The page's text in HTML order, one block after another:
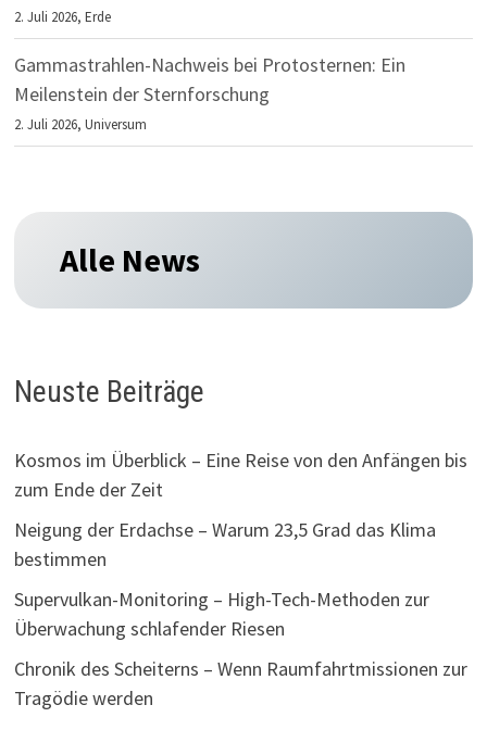
2. Juli 2026,Erde
Gammastrahlen-Nachweis bei Protosternen: Ein
Meilenstein der Sternforschung
2. Juli 2026,Universum
Alle News
Neuste Beiträge
Kosmos im Überblick – Eine Reise von den Anfängen bis
zum Ende der Zeit
Neigung der Erdachse – Warum 23,5 Grad das Klima
bestimmen
Supervulkan-Monitoring – High-Tech-Methoden zur
Überwachung schlafender Riesen
Chronik des Scheiterns – Wenn Raumfahrtmissionen zur
Tragödie werden